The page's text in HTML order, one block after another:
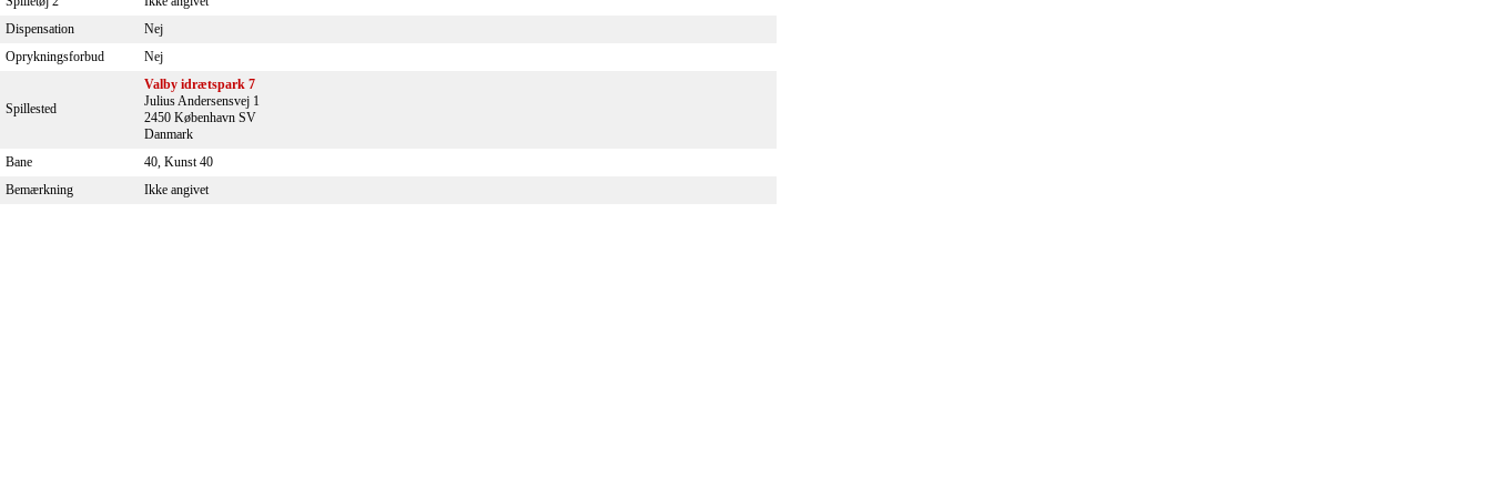
Dispensation
Nej
Oprykningsforbud
Nej
Spillested
Valby idrætspark 7
Julius Andersensvej 1
2450 København SV
Danmark
Bane
40, Kunst 40
Bemærkning
Ikke angivet